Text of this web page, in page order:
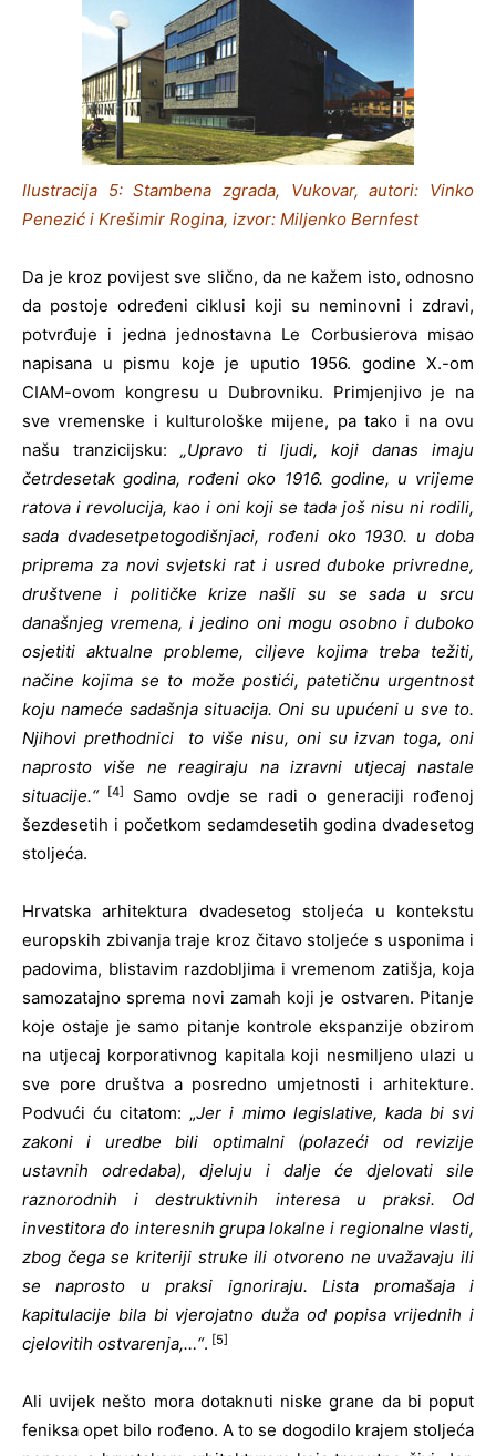
Ilustracija 5: Stambena zgrada, Vukovar, autori: Vinko
Penezić i Krešimir Rogina, izvor: Miljenko Bernfest
Da je kroz povijest sve slično, da ne kažem isto, odnosno
da postoje određeni ciklusi koji su neminovni i zdravi,
potvrđuje i jedna jednostavna Le Corbusierova misao
napisana u pismu koje je uputio 1956. godine X.-om
CIAM-ovom kongresu u Dubrovniku. Primjenjivo je na
sve vremenske i kulturološke mijene, pa tako i na ovu
našu tranzicijsku: „Upravo ti ljudi, koji danas imaju
četrdesetak godina, rođeni oko 1916. godine, u vrijeme
ratova i revolucija, kao i oni koji se tada još nisu ni rodili,
sada dvadesetpetogodišnjaci, rođeni oko 1930. u doba
priprema za novi svjetski rat i usred duboke privredne,
društvene i političke krize našli su se sada u srcu
današnjeg vremena, i jedino oni mogu osobno i duboko
osjetiti aktualne probleme, ciljeve kojima treba težiti,
načine kojima se to može postići, patetičnu urgentnost
koju nameće sadašnja situacija. Oni su upućeni u sve to.
Njihovi prethodnici to više nisu, oni su izvan toga, oni
naprosto više ne reagiraju na izravni utjecaj nastale
situacije.“[4]
Samo ovdje se radi o generaciji rođenoj
šezdesetih i početkom sedamdesetih godina dvadesetog
stoljeća.
Hrvatska arhitektura dvadesetog stoljeća u kontekstu
europskih zbivanja traje kroz čitavo stoljeće s usponima i
padovima, blistavim razdobljima i vremenom zatišja, koja
samozatajno sprema novi zamah koji je ostvaren. Pitanje
koje ostaje je samo pitanje kontrole ekspanzije obzirom
na utjecaj korporativnog kapitala koji nesmiljeno ulazi u
sve pore društva a posredno umjetnosti i arhitekture.
Podvući ću citatom: „Jer i mimo legislative, kada bi svi
zakoni i uredbe bili optimalni (polazeći od revizije
ustavnih odredaba), djeluju i dalje će djelovati sile
raznorodnih i destruktivnih interesa u praksi. Od
investitora do interesnih grupa lokalne i regionalne vlasti,
zbog čega se kriteriji struke ili otvoreno ne uvažavaju ili
se naprosto u praksi ignoriraju. Lista promašaja i
kapitulacije bila bi vjerojatno duža od popisa vrijednih i
cjelovitih ostvarenja,…“. [5]
Ali uvijek nešto mora dotaknuti niske grane da bi poput
feniksa opet bilo rođeno. A to se dogodilo krajem stoljeća